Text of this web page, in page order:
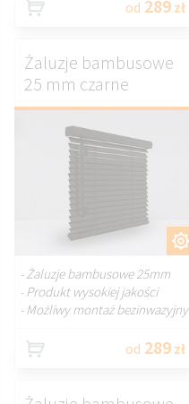
od 289 zł
Żaluzje bambusowe
25 mm czarne
- Żaluzje bambusowe 25mm
- Produkt wysokiej jakości
- Możliwy montaż bezinwazyjny
od 289 zł